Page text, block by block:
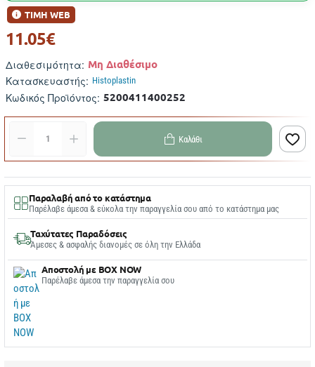
Διαθεσιμότητα: Μη Διαθέσιμο
Κατασκευαστής: Histoplastin
Κωδικός Προϊόντος: 5200411400252
ΤΙΜΗ WEB
11.05€
Καλάθι
Παραλαβή από το κατάστημα
Παρέλαβε άμεσα & εύκολα την παραγγελία σου από το κατάστημα μας
Ταχύτατες Παραδόσεις
Άμεσες & ασφαλής διανομές σε όλη την Ελλάδα
Αποστολή με BOX NOW
Παρέλαβε άμεσα την παραγγελία σου